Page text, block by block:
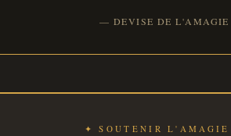
— DEVISE DE L'AMAGIE
✦ SOUTENIR